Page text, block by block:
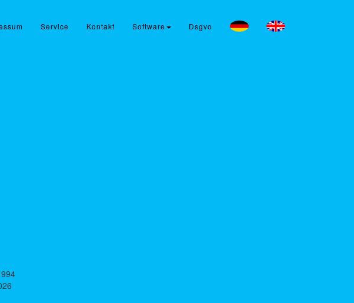
Service Kontakt Software Dsgvo